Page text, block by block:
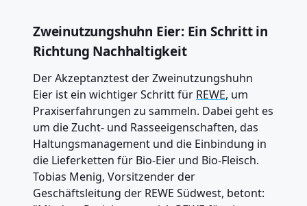
Zweinutzungshuhn Eier: Ein Schritt in
Richtung Nachhaltigkeit
Der Akzeptanztest der Zweinutzungshuhn
Eier ist ein wichtiger Schritt für REWE, um
Praxiserfahrungen zu sammeln. Dabei geht es
um die Zucht- und Rasseeigenschaften, das
Haltungsmanagement und die Einbindung in
die Lieferketten für Bio-Eier und Bio-Fleisch.
Tobias Menig, Vorsitzender der
Geschäftsleitung der REWE Südwest, betont: